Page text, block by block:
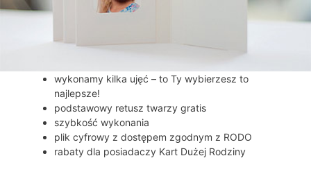
wykonamy kilka ujęć – to Ty wybierzesz to
najlepsze!
podstawowy retusz twarzy gratis
szybkość wykonania
plik cyfrowy z dostępem zgodnym z RODO
rabaty dla posiadaczy Kart Dużej Rodziny